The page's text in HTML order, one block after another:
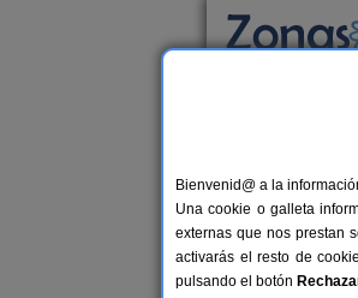
Bienvenid@ a la
Una cookie o galleta
externas que nos prestan
activarás el resto de
pulsando el botón